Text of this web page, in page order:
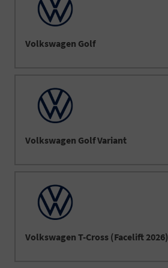
Volkswagen Golf
Volkswagen Golf Variant
Volkswagen T-Cross (Facelift 2026)